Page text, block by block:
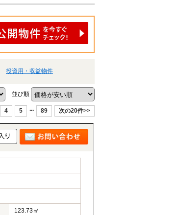
投資用・収益物件
並び順
4 5 ... 89 次の20件>>
123.73㎡